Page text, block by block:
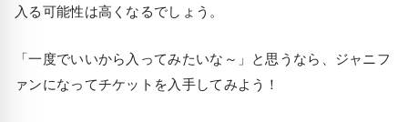
入る可能性は高くなるでしょう。
「一度でいいから入ってみたいな～」と思うなら、ジャニフ
ァンになってチケットを入手してみよう！